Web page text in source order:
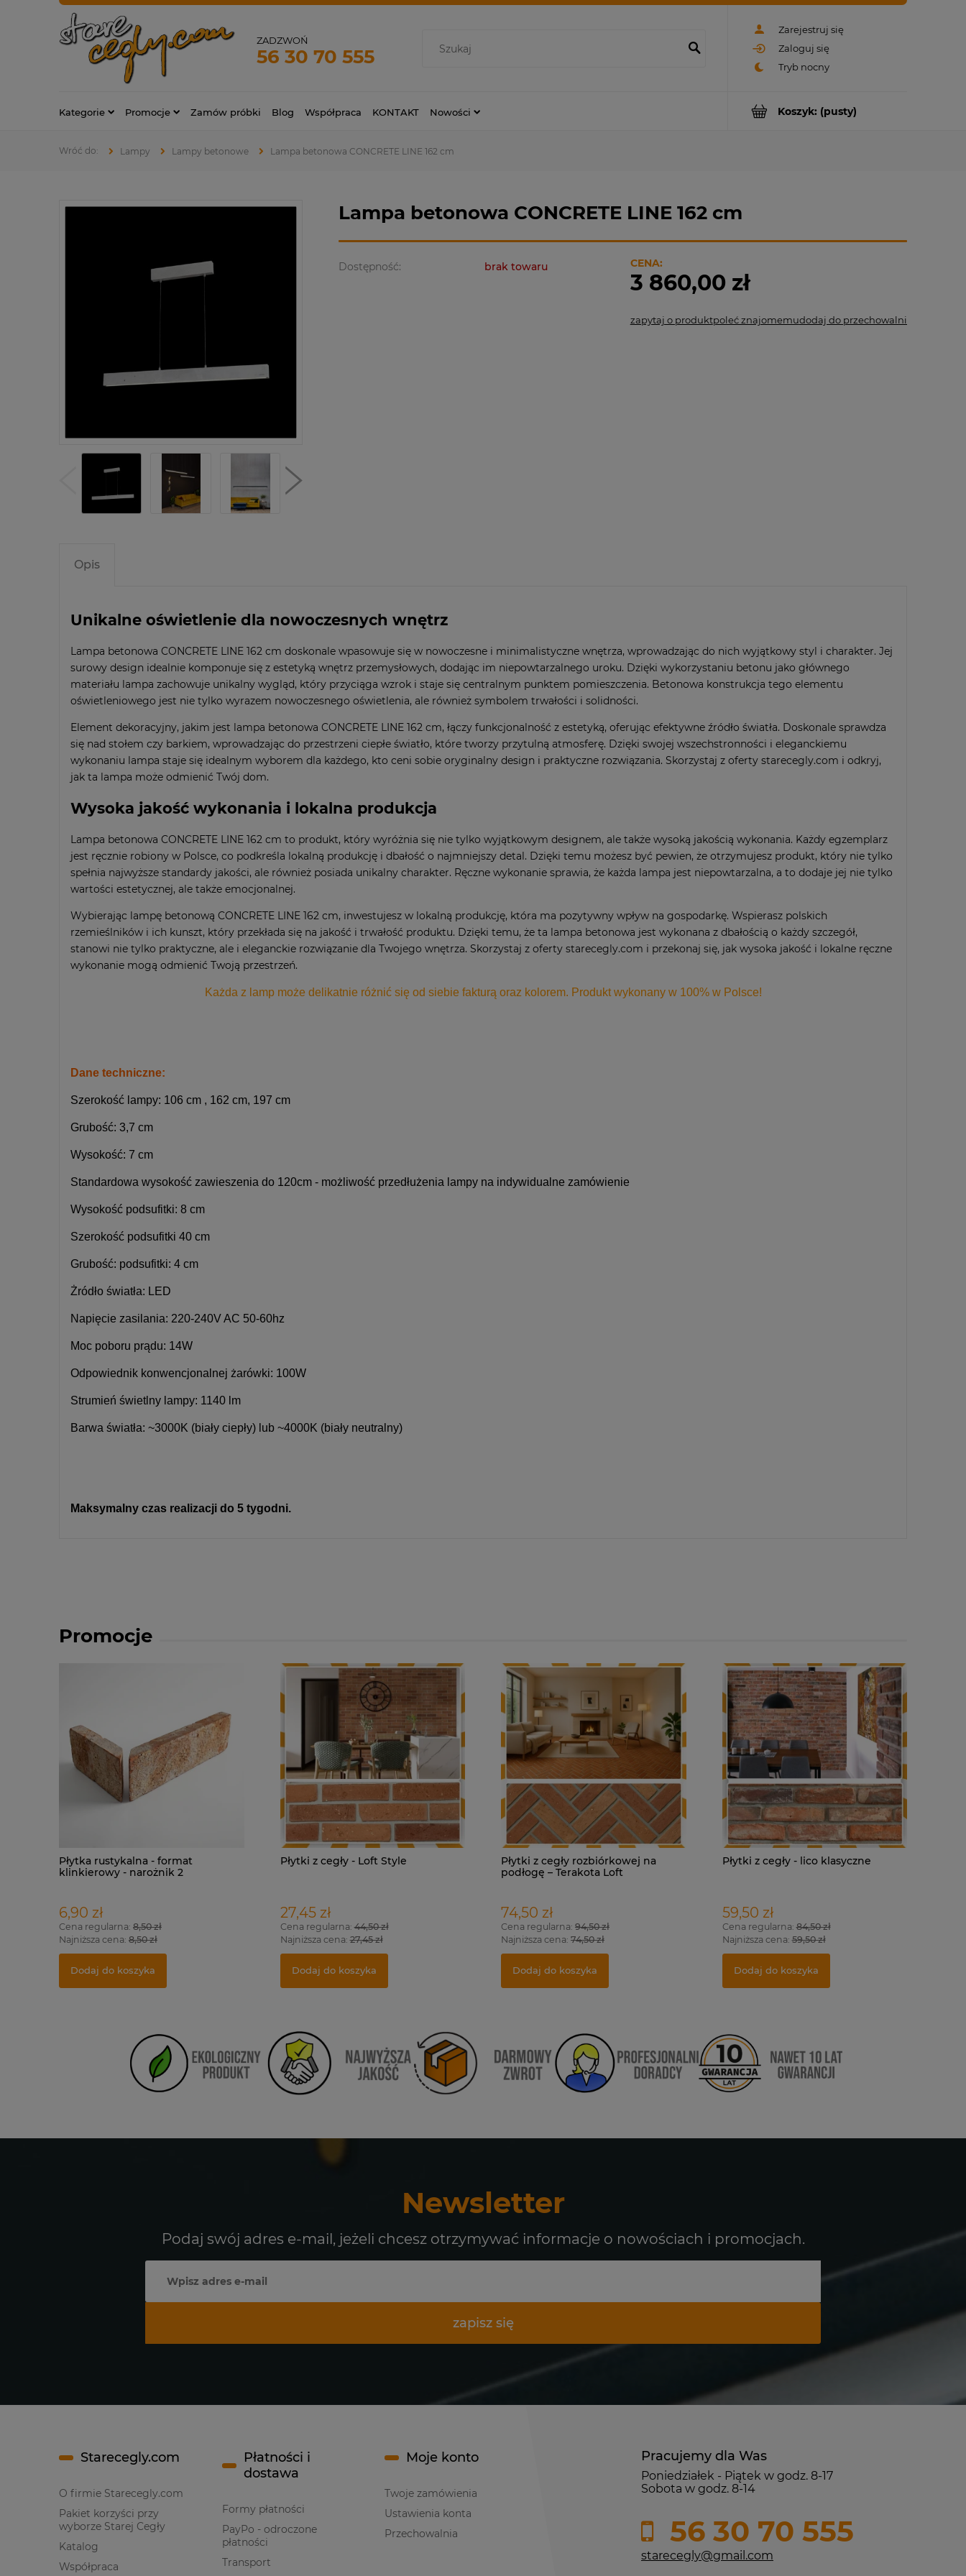
Zarejestruj się
Zaloguj się
ZADZWOŃ
56 30 70 555
Koszyk: (pusty)
Kategorie Promocje Zamów próbki Blog Współpraca KONTAKT Nowości
Lampy Lampy betonowe Lampa betonowa CONCRETE LINE 162 cm
Lampa betonowa CONCRETE LINE 162 cm
Dostępność: brak towaru CENA:
3 860,00 zł
zapytaj o produktpoleć znajomemudodaj do przechowalni
Opis
Unikalne oświetlenie dla nowoczesnych wnętrz
Lampa betonowa CONCRETE LINE 162 cm doskonale wpasowuje się w nowoczesne i minimalistyczne wnętrza, wprowadzając do nich wyjątkowy styl i charakter. Jej
surowy design idealnie komponuje się z estetyką wnętrz przemysłowych, dodając im niepowtarzalnego uroku. Dzięki wykorzystaniu betonu jako głównego
materiału lampa zachowuje unikalny wygląd, który przyciąga wzrok i staje się centralnym punktem pomieszczenia. Betonowa konstrukcja tego elementu
oświetleniowego jest nie tylko wyrazem nowoczesnego oświetlenia, ale również symbolem trwałości i solidności.
Element dekoracyjny, jakim jest lampa betonowa CONCRETE LINE 162 cm, łączy funkcjonalność z estetyką, oferując efektywne źródło światła. Doskonale sprawdza
się nad stołem czy barkiem, wprowadzając do przestrzeni ciepłe światło, które tworzy przytulną atmosferę. Dzięki swojej wszechstronności i eleganckiemu
wykonaniu lampa staje się idealnym wyborem dla każdego, kto ceni sobie oryginalny design i praktyczne rozwiązania. Skorzystaj z oferty starecegly.com i odkryj,
jak ta lampa może odmienić Twój dom.
Wysoka jakość wykonania i lokalna produkcja
Lampa betonowa CONCRETE LINE 162 cm to produkt, który wyróżnia się nie tylko wyjątkowym designem, ale także wysoką jakością wykonania. Każdy egzemplarz
jest ręcznie robiony w Polsce, co podkreśla lokalną produkcję i dbałość o najmniejszy detal. Dzięki temu możesz być pewien, że otrzymujesz produkt, który nie tylko
spełnia najwyższe standardy jakości, ale również posiada unikalny charakter. Ręczne wykonanie sprawia, że każda lampa jest niepowtarzalna, a to dodaje jej nie tylko
wartości estetycznej, ale także emocjonalnej.
Wybierając lampę betonową CONCRETE LINE 162 cm, inwestujesz w lokalną produkcję, która ma pozytywny wpływ na gospodarkę. Wspierasz polskich
rzemieślników i ich kunszt, który przekłada się na jakość i trwałość produktu. Dzięki temu, że ta lampa betonowa jest wykonana z dbałością o każdy szczegół,
stanowi nie tylko praktyczne, ale i eleganckie rozwiązanie dla Twojego wnętrza. Skorzystaj z oferty starecegly.com i przekonaj się, jak wysoka jakość i lokalne ręczne
wykonanie mogą odmienić Twoją przestrzeń.
Każda z lamp może delikatnie różnić się od siebie fakturą oraz kolorem. Produkt wykonany w 100% w Polsce!
Dane techniczne:
Szerokość lampy: 106 cm , 162 cm, 197 cm
Grubość: 3,7 cm
Wysokość: 7 cm
Standardowa wysokość zawieszenia do 120cm - możliwość przedłużenia lampy na indywidualne zamówienie
Wysokość podsufitki: 8 cm
Szerokość podsufitki 40 cm
Grubość: podsufitki: 4 cm
Żródło światła: LED
Napięcie zasilania: 220-240V AC 50-60hz
Moc poboru prądu: 14W
Odpowiednik konwencjonalnej żarówki: 100W
Strumień świetlny lampy: 1140 lm
Barwa światła: ~3000K (biały ciepły) lub ~4000K (biały neutralny)
Maksymalny czas realizacji do 5 tygodni.
Promocje
Płytka rustykalna - format
klinkierowy - narożnik 2
6,90 zł
Cena regularna: 8,50 zł
Najniższa cena: 8,50 zł
Dodaj do koszyka
Płytki z cegły - Loft Style
27,45 zł
Cena regularna:44,50 zł
Najniższa cena:27,45 zł
Dodaj do koszyka
Płytki z cegły rozbiórkowej na
podłogę – Terakota Loft
74,50 zł
Cena regularna: 94,50 zł
Najniższa cena: 74,50 zł
Dodaj do koszyka
Płytki z cegły - lico klasyczne
59,50 zł
Cena regularna:84,50 zł
Najniższa cena:59,50 zł
Dodaj do koszyka
Newsletter
Podaj swój adres e-mail, jeżeli chcesz otrzymywać informacje o nowościach i promocjach.
zapisz się
Pracujemy dla Was
Poniedziałek - Piątek w godz. 8-17
Sobota w godz. 8-14
56 30 70 555
starecegly@gmail.com
Starecegly.com
O firmie Starecegly.com
Pakiet korzyści przy
wyborze Starej Cegły
Katalog
Współpraca
Płatności i
dostawa
Formy płatności
PayPo - odroczone
płatności
Transport
Moje konto
Twoje zamówienia
Ustawienia konta
Przechowalnia